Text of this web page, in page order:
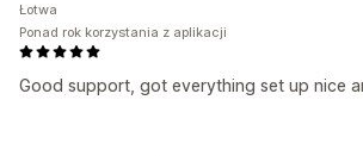
Good support, got everything set up nice
Łotwa
Ponad rok korzystania z aplikacji